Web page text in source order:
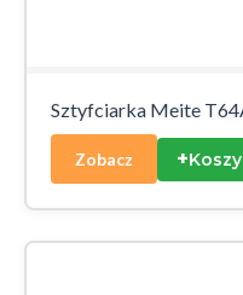
Sztyfciarka Meite
Zobacz +